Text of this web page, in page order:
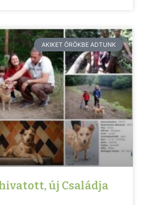
AKIKET ÖRÖKBE ADTUNK
új Családja